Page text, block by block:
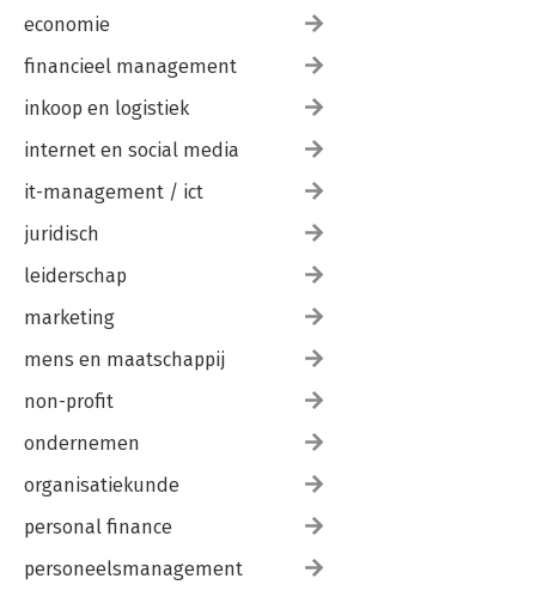
economie
financieel management
inkoop en logistiek
internet en social media
it-management / ict
juridisch
leiderschap
marketing
mens en maatschappij
non-profit
ondernemen
organisatiekunde
personal finance
personeelsmanagement